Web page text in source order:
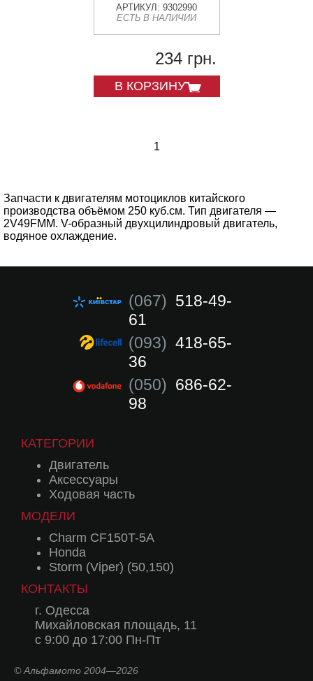
АРТИКУЛ: 9302990
ЕСТЬ В НАЛИЧИИ
234 грн.
В КОРЗИНУ
1
Запчасти к двигателям мотоциклов китайского
производства объёмом 250 куб.см. Тип двигателя —
2V49FMM. V-образный двухцилиндровый двигатель,
водяное охлаждение.
(067) 518-49-
61
(093) 418-65-
36
(050) 686-62-
98
КАТЕГОРИИ
Двигатель
Аксессуары
Ходовая часть
МОДЕЛИ
Charm CF150T-5A
Honda
Storm (Viper) (50,150)
КОНТАКТЫ
г. Одесса
Михайловская площадь, 11
с 9:00 до 17:00 Пн-Пт
© Альфамото 2004—2026